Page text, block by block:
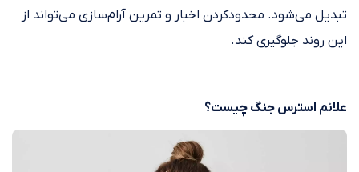
تبدیل می‌شود. محدودکردن اخبار و تمرین آرام‌سازی می‌تواند از
این روند جلوگیری کند.
علائم استرس جنگ چیست؟